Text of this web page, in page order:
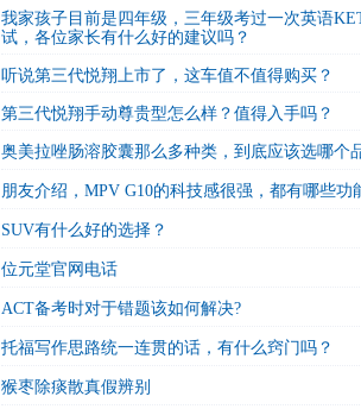
我家孩子目前是四年级，三年级考过一次英语
试，各位家长有什么好的建议吗？
听说第三代悦翔上市了，这车值不值得购买？
第三代悦翔手动尊贵型怎么样？值得入手吗？
奥美拉唑肠溶胶囊那么多种类，到底应该选哪个
朋友介绍，MPV G10的科技感很强，都有哪些功
SUV有什么好的选择？
位元堂官网电话
ACT备考时对于错题该如何解决?
托福写作思路统一连贯的话，有什么窍门吗？
猴枣除痰散真假辨别